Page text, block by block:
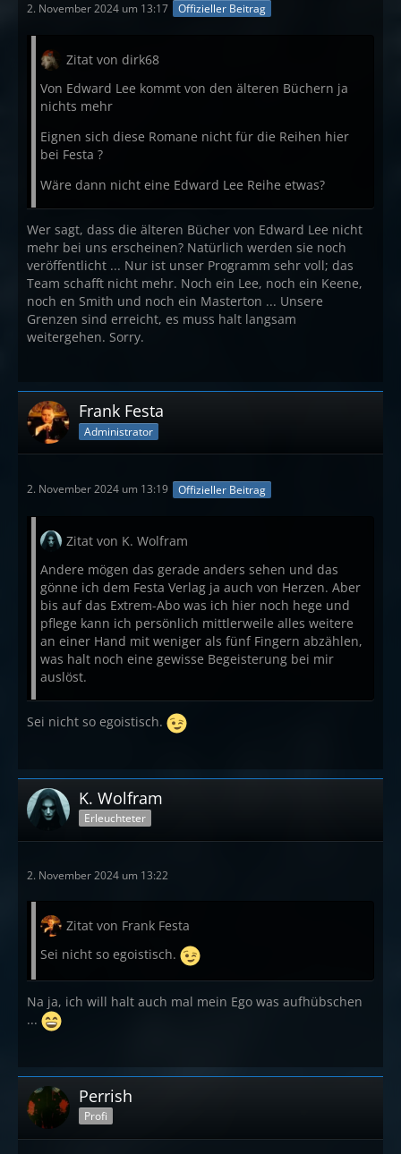
2. November 2024 um 13:17 Offizieller Beitrag
Zitat von dirk68
Von Edward Lee kommt von den älteren Büchern ja
nichts mehr
Eignen sich diese Romane nicht für die Reihen hier
bei Festa ?
Wäre dann nicht eine Edward Lee Reihe etwas?
Wer sagt, dass die älteren Bücher von Edward Lee nicht
mehr bei uns erscheinen? Natürlich werden sie noch
veröffentlicht ... Nur ist unser Programm sehr voll; das
Team schafft nicht mehr. Noch ein Lee, noch ein Keene,
noch en Smith und noch ein Masterton ... Unsere
Grenzen sind erreicht, es muss halt langsam
weitergehen. Sorry.
Frank Festa
Administrator
2. November 2024 um 13:19 Offizieller Beitrag
Zitat von K. Wolfram
Andere mögen das gerade anders sehen und das
gönne ich dem Festa Verlag ja auch von Herzen. Aber
bis auf das Extrem-Abo was ich hier noch hege und
pflege kann ich persönlich mittlerweile alles weitere
an einer Hand mit weniger als fünf Fingern abzählen,
was halt noch eine gewisse Begeisterung bei mir
auslöst.
Sei nicht so egoistisch.
K. Wolfram
Erleuchteter
2. November 2024 um 13:22
Zitat von Frank Festa
Sei nicht so egoistisch.
Na ja, ich will halt auch mal mein Ego was aufhübschen
...
Perrish
Profi